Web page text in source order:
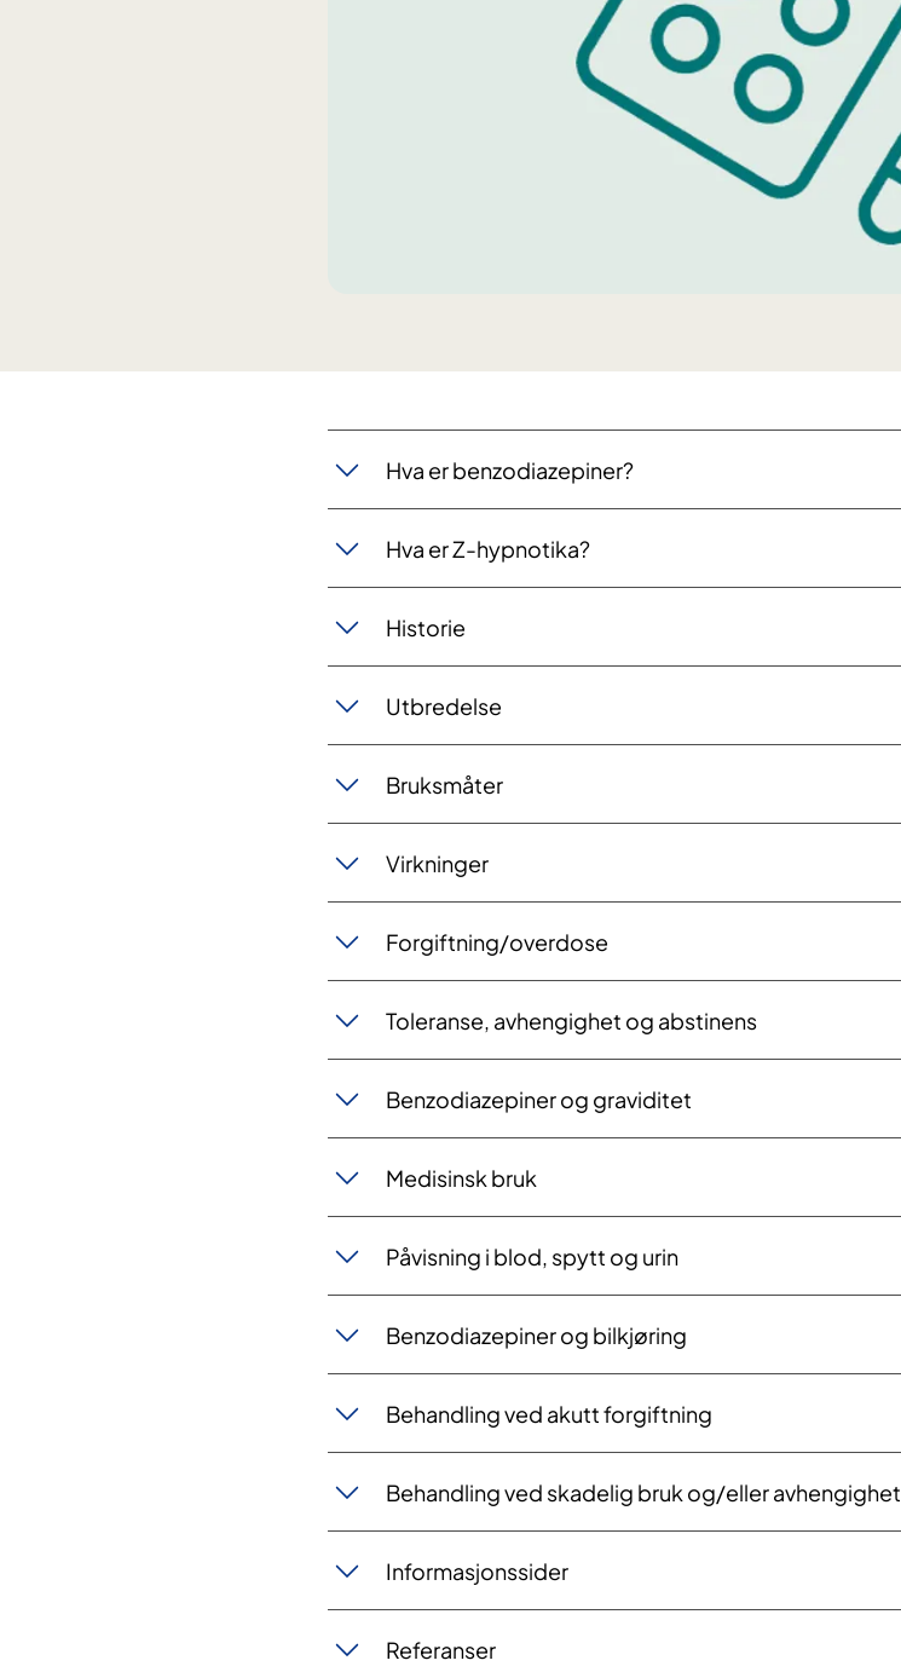
​Hva er benzodiazepiner?
Hva er Z-hypnotika?
Historie
Utbredelse
Bruksmåter
Virkninger
Forgiftning/overdose
Toleranse, avhengighet og abstinens
Benzodiazepiner og graviditet
Medisinsk bruk
Påvisning i blod, spytt og urin
Benzodiazepiner og bilkjøring
Behandling ved akutt forgiftning
Behandling ved skadelig bruk og/eller avhengighet
Informasjonssider
Referanser